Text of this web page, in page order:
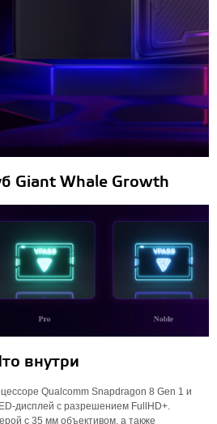
Giant Whale Growth
внутри
Qualcomm Snapdragon 8 Gen 1 и
дисплей с разрешением FullHD+.
с 35 мм объективом, а также